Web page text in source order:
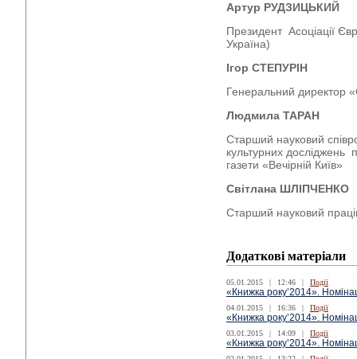
Артур РУДЗИЦЬКИЙ
Президент Асоціації
Україна)
Ігор СТЕПУРІН
Генеральний директор
Людмила ТАРАН
Старший науковий
культурних досліджень
газети «Вечірній Київ»
Світлана ШЛІПЧЕНКО
Старший науковий
Додаткові матеріали
05.01.2015 | 12:46 | Події
«Книжка року’2014».
04.01.2015 | 16:36 | Події
«Книжка року’2014».
03.01.2015 | 14:09 | Події
«Книжка року’2014».